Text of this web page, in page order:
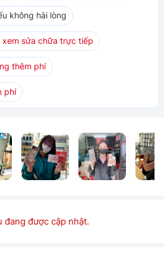
không hài lòng
xem sửa chữa trực tiếp
thêm phí
phí
đang được cập nhật.